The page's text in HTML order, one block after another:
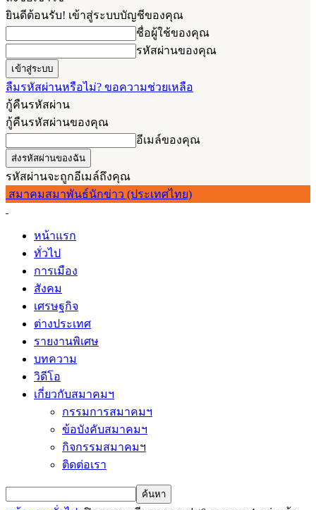
ยินดีต้อนรับ! เข้าสู่ระบบบัญชีของคุณ
ชื่อผู้ใช้ของคุณ
รหัสผ่านของคุณ
ลืมรหัสผ่านหรือไม่? ขอความช่วยเหลือ
กู้คืนรหัสผ่าน
กู้คืนรหัสผ่านของคุณ
อีเมล์ของคุณ
รหัสผ่านจะถูกอีเมล์ถึงคุณ
สมาคมสมาพันธ์นักข่าว (ประเทศไทย)
หน้าแรก
ทั่วไป
การเมือง
สังคม
เศรษฐกิจ
ต่างประเทศ
รายงานพิเศษ
บทความ
วิดีโอ
เกี่ยวกับสมาคมฯ
กรรมการสมาคมฯ
ข้อบังคับสมาคมฯ
กิจกรรมสมาคมฯ
ติดต่อเรา